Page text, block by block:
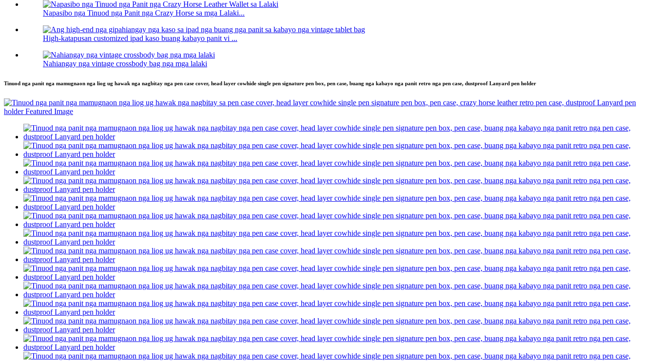
Napasibo nga Tinuod nga Panit nga Crazy Horse sa mga Lalaki...
High-katapusan customized ipad kaso buang kabayo panit vi ...
Nahiangay nga vintage crossbody bag nga mga lalaki
Tinuod nga panit nga mamugnaon nga liog ug hawak nga nagbitay nga pen case cover, head layer cowhide single pen signature pen box, pen case, buang nga kabayo nga panit retro nga pen case, dustproof Lanyard pen holder